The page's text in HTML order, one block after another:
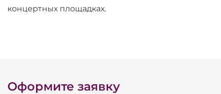
концертных площадках.
Оформите заявку